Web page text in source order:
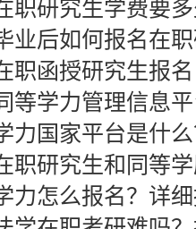
业后如何报名在
职函授研究生报名
等学力管理信息
力国家平台是什
职研究生和同等
力怎么报名？详